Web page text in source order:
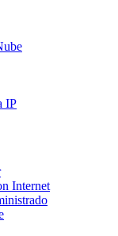
IP
Internet